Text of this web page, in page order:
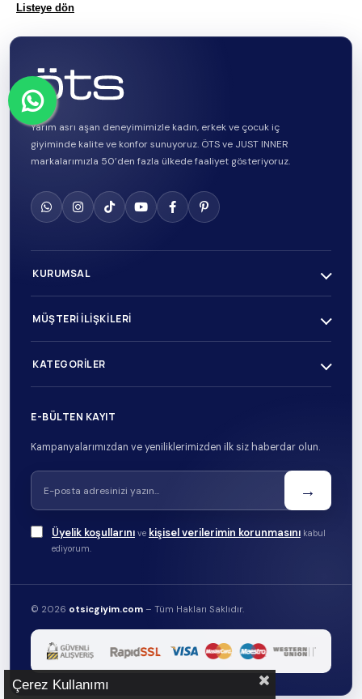
Listeye dön
Yarım asrı aşan deneyimimizle kadın, erkek ve çocuk iç
giyiminde kalite ve konfor sunuyoruz. ÖTS ve JUST INNER
markalarımızla 50’den fazla ülkede faaliyet gösteriyoruz.
KURUMSAL
MÜŞTERI İLIŞKILERI
KATEGORILER
E-BÜLTEN KAYIT
Kampanyalarımızdan ve yeniliklerimizden ilk siz haberdar olun.
→
Üyelik koşullarını ve kişisel verilerimin korunmasını kabul
ediyorum.
© 2026 otsicgiyim.com – Tüm Hakları Saklıdır.
Çerez Kullanımı